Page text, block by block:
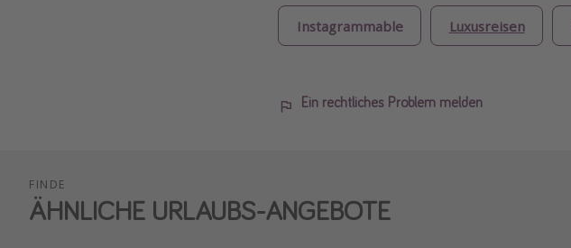
Instagrammable Luxusreisen
Ein rechtliches Problem melden
FINDE
ÄHNLICHE URLAUBS-ANGEBOTE